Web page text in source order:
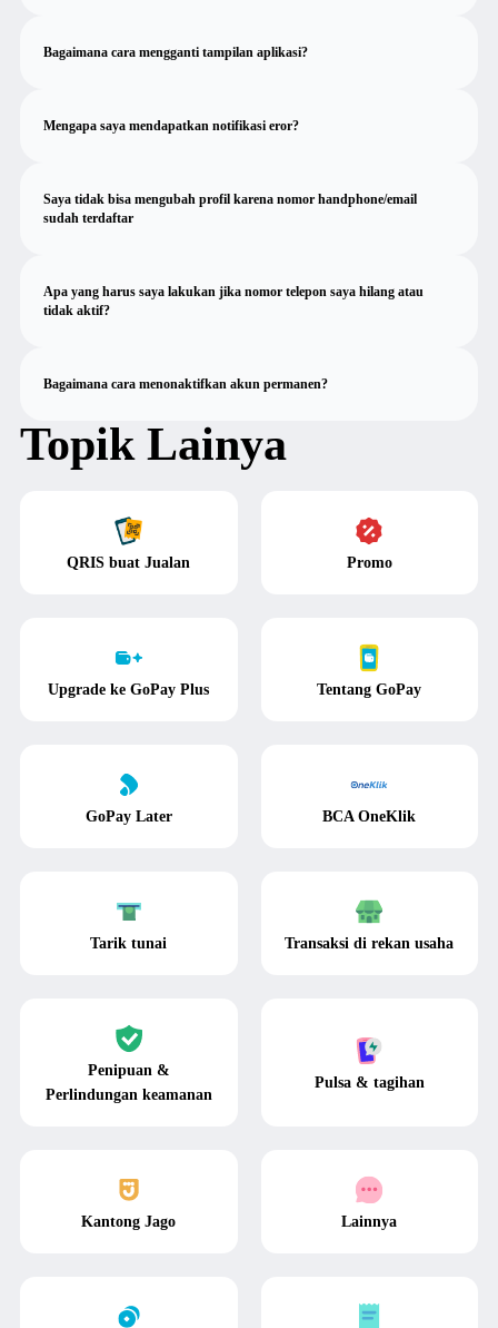
Bagaimana cara mengganti tampilan aplikasi?
Mengapa saya mendapatkan notifikasi eror?
Saya tidak bisa mengubah profil karena nomor handphone/email
sudah terdaftar
Apa yang harus saya lakukan jika nomor telepon saya hilang atau
tidak aktif?
Bagaimana cara menonaktifkan akun permanen?
Topik Lainya
QRIS buat Jualan Promo
Upgrade ke GoPay Plus Tentang GoPay
GoPay Later BCA OneKlik
Tarik tunai Transaksi di rekan usaha
Penipuan &
Perlindungan keamanan
Pulsa & tagihan
Kantong Jago Lainnya